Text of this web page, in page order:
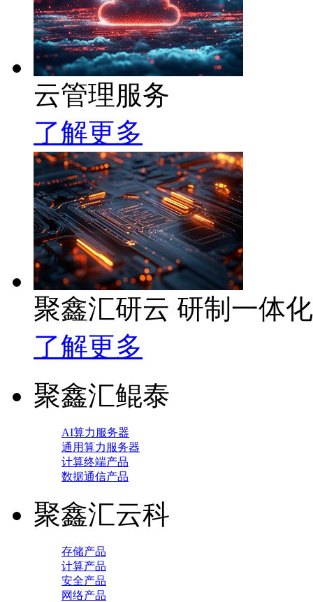
云管理服务
了解更多
聚鑫汇研云 研制一体
了解更多
聚鑫汇鲲泰
AI算力服务器
通用算力服务器
计算终端产品
数据通信产品
聚鑫汇云科
存储产品
计算产品
安全产品
网络产品